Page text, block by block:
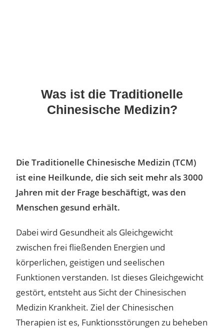
Was ist die Traditionelle
Chinesische Medizin?
Die Traditionelle Chinesische Medizin (TCM)
ist eine Heilkunde, die sich seit mehr als 3000
Jahren mit der Frage beschäftigt, was den
Menschen gesund erhält.
Dabei wird Gesundheit als Gleichgewicht
zwischen frei fließenden Energien und
körperlichen, geistigen und seelischen
Funktionen verstanden. Ist dieses Gleichgewicht
gestört, entsteht aus Sicht der Chinesischen
Medizin Krankheit. Ziel der Chinesischen
Therapien ist es, Funktionsstörungen zu beheben